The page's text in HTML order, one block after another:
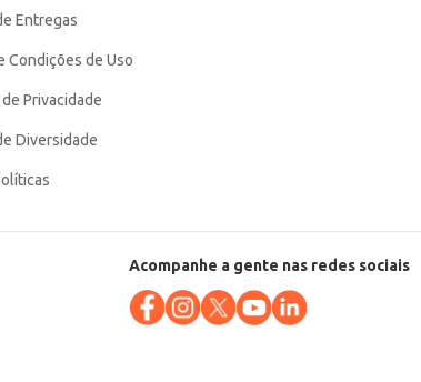
Entregas
Condições de Uso
Privacidade
Diversidade
Acompanhe a gente nas redes sociais